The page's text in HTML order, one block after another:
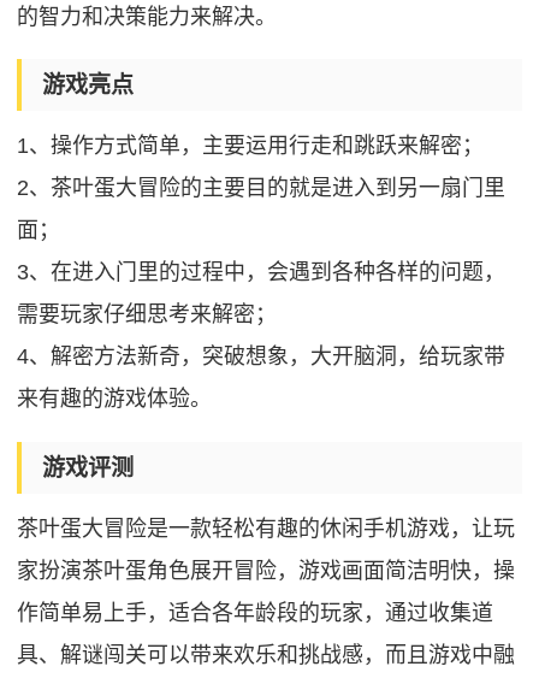
的智力和决策能力来解决。
游戏亮点
1、操作方式简单，主要运用行走和跳跃来解密；
2、茶叶蛋大冒险的主要目的就是进入到另一扇门里
面；
3、在进入门里的过程中，会遇到各种各样的问题，
需要玩家仔细思考来解密；
4、解密方法新奇，突破想象，大开脑洞，给玩家带
来有趣的游戏体验。
游戏评测
茶叶蛋大冒险是一款轻松有趣的休闲手机游戏，让玩
家扮演茶叶蛋角色展开冒险，游戏画面简洁明快，操
作简单易上手，适合各年龄段的玩家，通过收集道
具、解谜闯关可以带来欢乐和挑战感，而且游戏中融